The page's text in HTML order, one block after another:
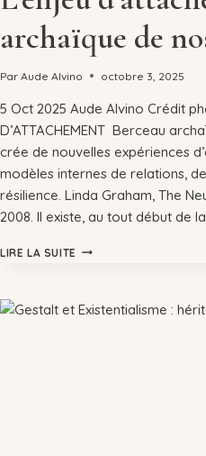
archaïque de
Par Aude Alvino octobre 3, 2025
5 Oct 2025 Aude Alvino Crédit
D’ATTACHEMENT ​ Berceau
crée de nouvelles expériences
modèles internes de relations,
résilience. Linda Graham, The
2008. Il existe, au tout début de la
LIRE LA SUITE